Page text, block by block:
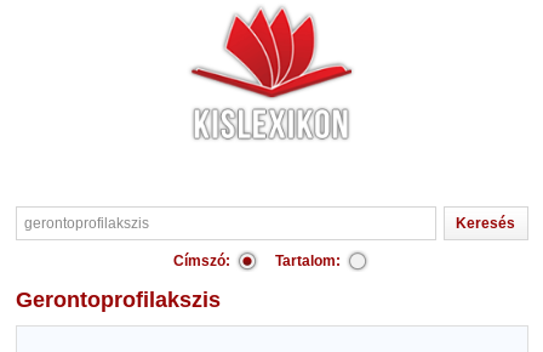
Címszó: Tartalom:
gerontoprofilakszis